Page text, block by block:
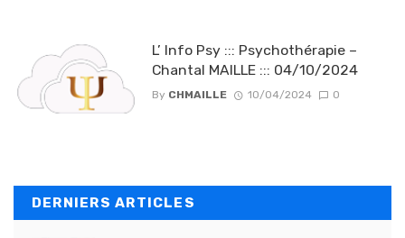
L’ Info Psy ::: Psychothérapie –
Chantal MAILLE ::: 04/10/2024
By CHMAILLE 10/04/2024 0
DERNIERS ARTICLES